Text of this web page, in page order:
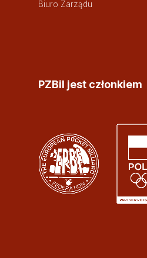
Biuro Zarządu
PZBil jest członkiem